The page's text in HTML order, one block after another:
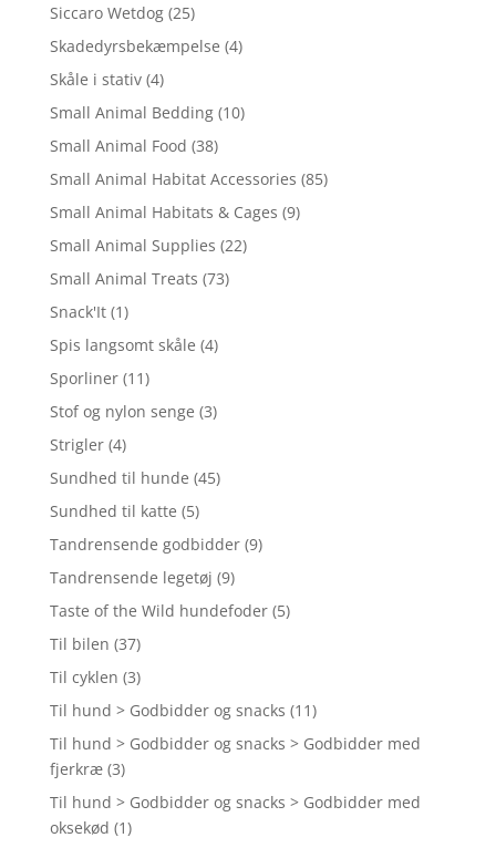
Siccaro Wetdog (25)
Skadedyrsbekæmpelse (4)
Skåle i stativ (4)
Small Animal Bedding (10)
Small Animal Food (38)
Small Animal Habitat Accessories (85)
Small Animal Habitats & Cages (9)
Small Animal Supplies (22)
Small Animal Treats (73)
Snack'It (1)
Spis langsomt skåle (4)
Sporliner (11)
Stof og nylon senge (3)
Strigler (4)
Sundhed til hunde (45)
Sundhed til katte (5)
Tandrensende godbidder (9)
Tandrensende legetøj (9)
Taste of the Wild hundefoder (5)
Til bilen (37)
Til cyklen (3)
Til hund > Godbidder og snacks (11)
Til hund > Godbidder og snacks > Godbidder med
fjerkræ (3)
Til hund > Godbidder og snacks > Godbidder med
oksekød (1)